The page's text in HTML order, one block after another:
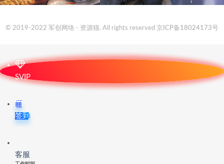
© 2019-2022 军创网络 - 资源猫. All rights reserved 京ICP备18024173号
SVIP
签到
客服